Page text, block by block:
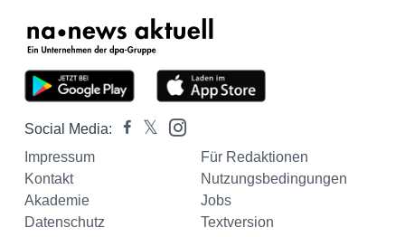
Social Media:
Impressum
Für Redaktionen
Kontakt
Nutzungsbedingungen
Akademie
Jobs
Datenschutz
Textversion